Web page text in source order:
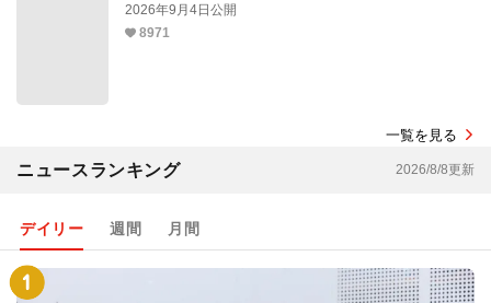
2026年9月4日公開
8971
一覧を見る
ニュースランキング 2026/8/8更新
デイリー 週間 月間